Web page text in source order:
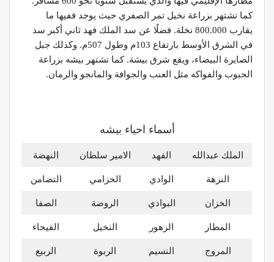
كما تشتهر بزراعة نخيل تمر الصفري حيث يوجد ففيها ما
يقارب 800.000 نخلة. فضلًا عن سد الملك فهد ثاني أكبر سد
في الشرق الأوسط بارتفاع 103م وطول 507م. وكذلك جبل
الصايرة البيضاء، ويقع شرق بيشة. كما تشتهر بيشه بزراعة
الحبوب والفواكه مثل العنب والجوافة والمانجو والرمان.
أسماء احياء بيشه
الملك عبدالله الفهد الامير سلطان النهضة
النزهة الوادي الخزامي التضامن
الخزان البوادي الروضة الصفا
المطار الزهور النخيل الفيحاء
المروج النسيم الربوة الربيع